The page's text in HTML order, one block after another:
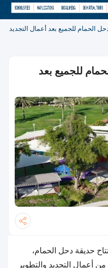
الحمام للجميع بعد أعمال التجديد
للجميع بعد
حديقة دحل الحمام،
من أعمال التجديد والتطوير